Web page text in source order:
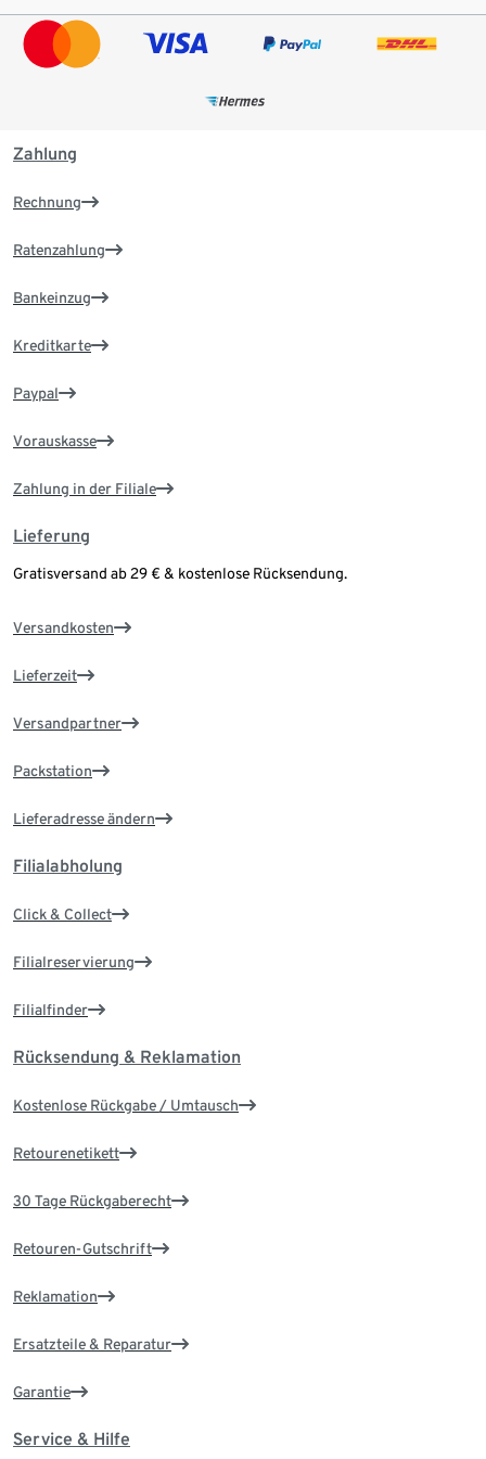
Zahlung
Rechnung
Ratenzahlung
Bankeinzug
Kreditkarte
Paypal
Vorauskasse
Zahlung in der Filiale
Lieferung
Gratisversand ab 29 € & kostenlose Rücksendung.
Versandkosten
Lieferzeit
Versandpartner
Packstation
Lieferadresse ändern
Filialabholung
Click & Collect
Filialreservierung
Filialfinder
Rücksendung & Reklamation
Kostenlose Rückgabe / Umtausch
Retourenetikett
30 Tage Rückgaberecht
Retouren-Gutschrift
Reklamation
Ersatzteile & Reparatur
Garantie
Service & Hilfe